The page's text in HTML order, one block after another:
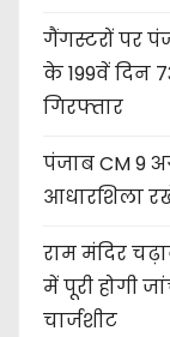
गैंगस्टरों पर
के 199वें दिन
गिरफ्तार
पंजाब CM 9
आधारशिला
राम मंदिर
में पूरी होगी
चार्जशीट